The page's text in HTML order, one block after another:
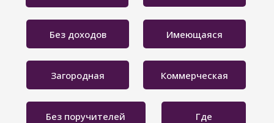
Без доходов
Без поручителей
Имеющаяся
Коммерческая
Загородная
Где